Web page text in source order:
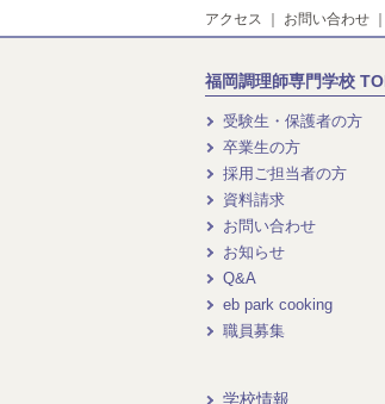
アクセス お問い合わせ
福岡調理師専門学校
受験生・保護者の方
卒業生の方
採用ご担当者の方
資料請求
お問い合わせ
お知らせ
Q&A
eb park cooking
職員募集
学校情報